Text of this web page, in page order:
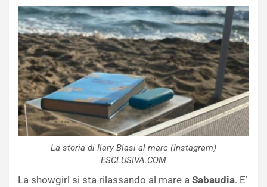
La storia di Ilary Blasi al mare (Instagram)
ESCLUSIVA.COM
La showgirl si sta rilassando al mare a Sabaudia. E’